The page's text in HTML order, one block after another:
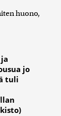
huono,
jo
tuli